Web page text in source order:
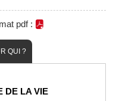
pdf :
QUI ?
DE LA VIE